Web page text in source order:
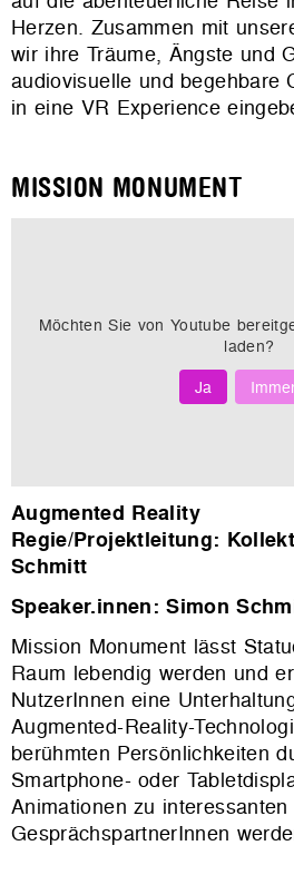
Herzen. Zusammen mit
wir ihre Träume, Ängste und
audiovisuelle und begehbare
in eine VR Experience
MISSION MONUMENT
Möchten Sie von Youtube
laden?
Ja
Augmented Reality
Regie/Projektleitung:
Schmitt
Speaker.innen: Simon
Mission Monument lässt
Raum lebendig werden und
NutzerInnen eine
Augmented-Reality-
berühmten Persönlichkeiten
Smartphone- oder
Animationen zu interessanten
GesprächspartnerInnen